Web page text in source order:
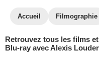
Accueil Filmographie
Retrouvez tous les films
Blu-ray avec Alexis Louder